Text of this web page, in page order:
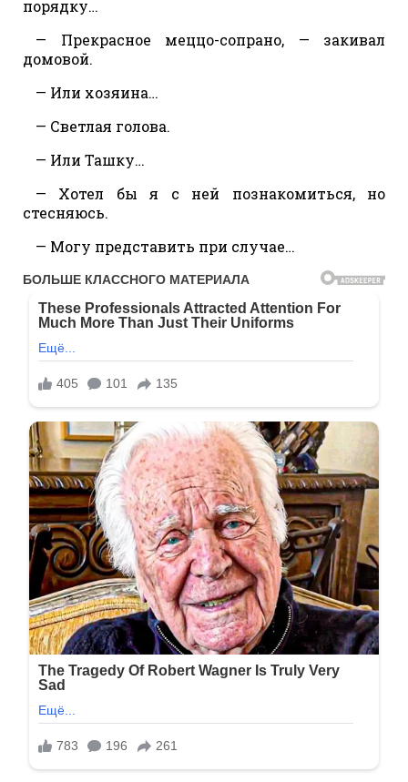
порядку…
— Прекрасное меццо-сопрано, — закивал
домовой.
— Или хозяина…
— Светлая голова.
— Или Ташку…
— Хотел бы я с ней познакомиться, но
стесняюсь.
— Могу представить при случае…